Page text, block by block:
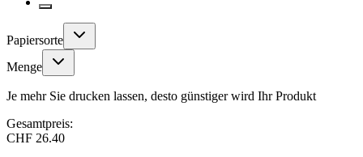
Papiersorte
Menge
Je mehr Sie drucken lassen, desto günstiger wird Ihr Produkt
Gesamtpreis:
CHF 26.40